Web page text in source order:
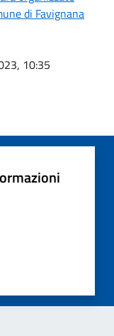
di Favignana
10:35